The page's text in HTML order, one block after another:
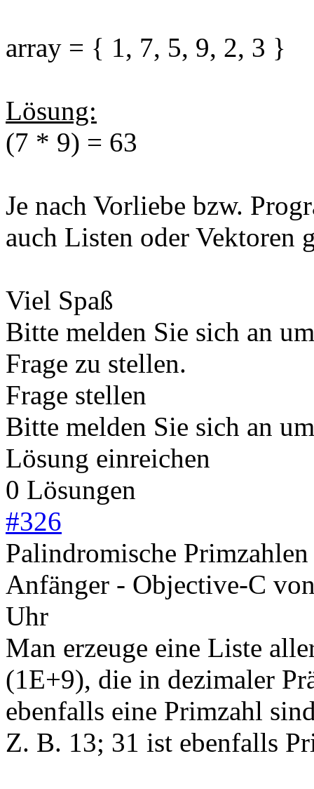
array = { 1, 7, 5, 9, 2, 3 }
Lösung:
(7 * 9) = 63
Je nach Vorliebe bzw.
auch Listen oder Vektoren
Viel Spaß
Bitte melden Sie sich an
Frage zu stellen.
Frage stellen
Bitte melden Sie sich an
Lösung einreichen
0 Lösungen
#326
Palindromische Primzahlen
Anfänger - Objective-C
Uhr
Man erzeuge eine Liste
(1E+9), die in dezimaler
ebenfalls eine Primzahl
Z. B. 13; 31 ist ebenfalls